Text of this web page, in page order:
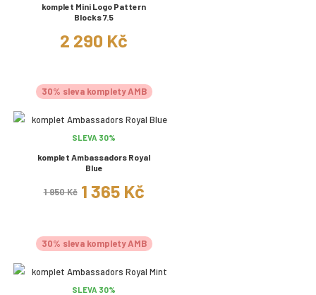
komplet Mini Logo Pattern
Blocks 7.5
2 290 Kč
30% sleva komplety AMB
SLEVA 30%
komplet Ambassadors Royal
Blue
1 950 Kč 1 365 Kč
30% sleva komplety AMB
SLEVA 30%